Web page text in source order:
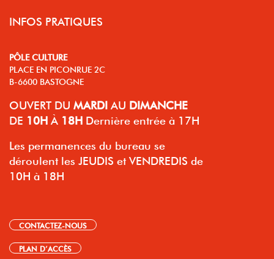
INFOS PRATIQUES
PÔLE CULTURE
PLACE EN PICONRUE 2C
B-6600 BASTOGNE
OUVERT DU MARDI AU DIMANCHE
DE 10H À 18H Dernière entrée à 17H
Les permanences du bureau se
déroulent les JEUDIS et VENDREDIS de
10H à 18H
CONTACTEZ-NOUS
PLAN D’ACCÈS